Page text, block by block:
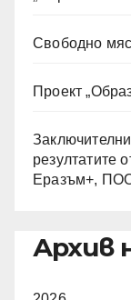
Свободно
Проект
резултатите
Еразъм+,
Архив